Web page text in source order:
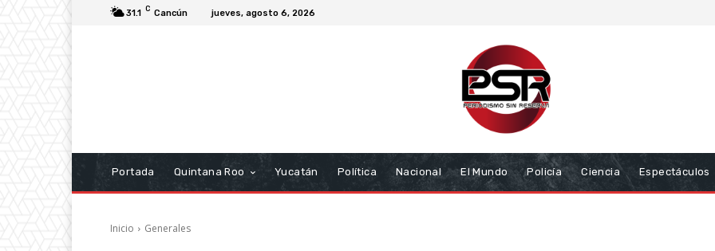
31.1 C Cancún jueves, agosto 6, 2026
Portada Quintana Roo Yucatán Política Nacional El Mundo Policía Ciencia Espectáculos
Inicio Generales